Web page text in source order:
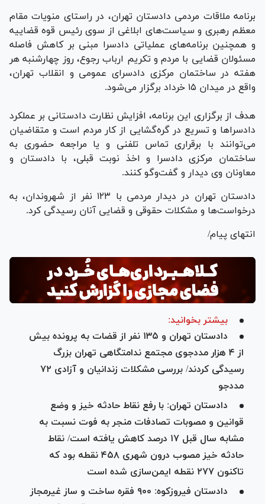
برنامه ملاقات مردمی دادستان تهران، در راستای منویات مقام
معظم رهبری و سیاست‌های ابلاغی از سوی رئیس قوه قضاییه
و همچنین برنامه‌های عملیاتی دادسرا مبنی بر کاهش فاصله
مسئولان قضایی با مردم و تکریم ارباب رجوع، روز چهارشنبه هر
هفته در ساختمان مرکزی دادسرای عمومی و انقلاب تهران،
واقع در میدان ۱۵ خرداد برگزار می‌شود.
هدف از برگزاری این برنامه، افزایش نظارت دادستانی بر عملکرد
دادسرا‌ها و تسریع در گره‌گشایی از کار مردم است و متقاضیان
می‌توانند با برقراری تماس تلفنی و یا مراجعه حضوری به
ساختمان مرکزی دادسرا و اخذ نوبت قبلی، با دادستان و
معاونان وی دیدار و گفت‌و‌گو کنند.
دادستان تهران در دیدار مردمی با ۱۲۳ نفر از شهروندان، به
درخواست‌ها و مشکلات حقوقی و قضایی آنان رسیدگی کرد.
انتهای پیام/
بیشتر بخوانید:
دادستان تهران و ۱۳۵ نفر از قضات به پرونده بیش
از ۴ هزار مددجوی مجتمع ندامتگاهی تهران بزرگ
رسیدگی کردند/ بررسی مشکلات زندانیان و آزادی ۷۲
مددجو
دادستان تهران: با رفع نقاط حادثه خیز و وضع
قوانین و مصوبات تصادفات منجر به فوت نسبت به
مشابه سال قبل ۱۷ درصد کاهش یافته است/ نقاط
حادثه خیز مصوب درون شهری ۴۵۸ نقطه بود که
تاکنون ۲۷۷ نقطه ایمن‌سازی شده است
دادستان فیروزکوه: ۹۰۰ فقره ساخت و ساز غیرمجاز